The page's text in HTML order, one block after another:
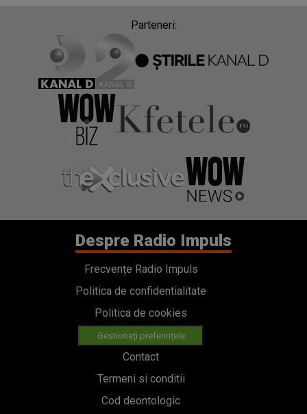
Parteneri:
Despre Radio Impuls
Frecvențe Radio Impuls
Politica de confidentialitate
Politica de cookies
Gestionați preferințele
Contact
Termeni si conditii
Cod deontologic